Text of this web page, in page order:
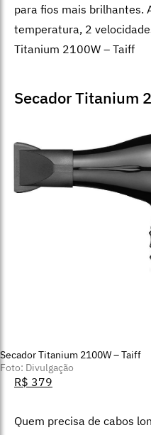
para fios mais brilhantes.
temperatura, 2
Titanium 2100W – Taiff
Secador Titanium
Secador Titanium 2100W – Taiff
Foto: Divulgação
R$ 379
Quem precisa de cabos